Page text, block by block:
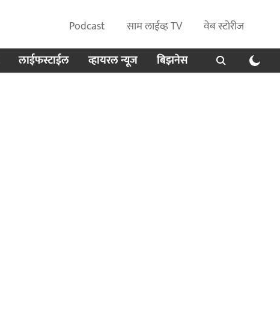
Podcast साम लाईव्ह TV
वेब स्टोरीज
लाईफस्टाईल व्हायरल न्यूज बिझनेस